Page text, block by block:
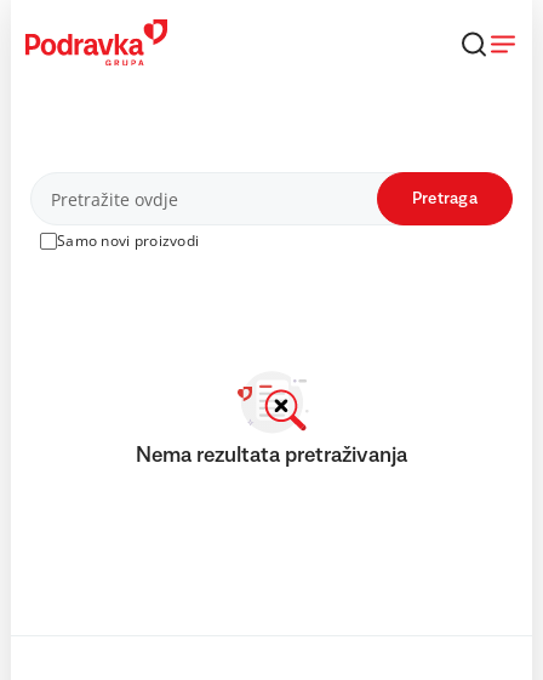
content
Proizvodi
Samo novi proizvodi
Pretraga
Nema rezultata pretraživanja